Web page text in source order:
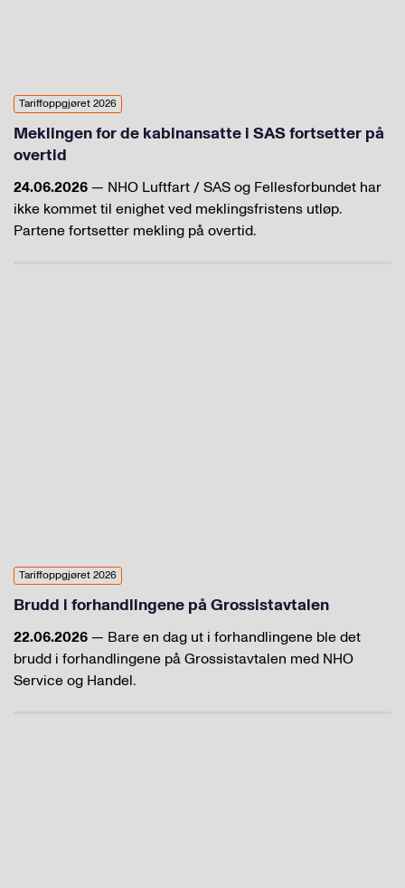
Tariffoppgjøret 2026
Meklingen for de kabinansatte i SAS fortsetter på
overtid
24.06.2026 — NHO Luftfart / SAS og Fellesforbundet har
ikke kommet til enighet ved meklingsfristens utløp.
Partene fortsetter mekling på overtid.
Tariffoppgjøret 2026
Brudd i forhandlingene på Grossistavtalen
22.06.2026 — Bare en dag ut i forhandlingene ble det
brudd i forhandlingene på Grossistavtalen med NHO
Service og Handel.